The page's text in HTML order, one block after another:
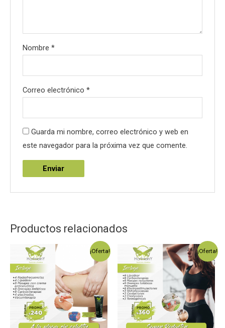
Nombre*
Correo electrónico*
Guarda mi nombre, correo electrónico y web en
este navegador para la próxima vez que comente.
Productos relacionados
¡Oferta! ¡Oferta!